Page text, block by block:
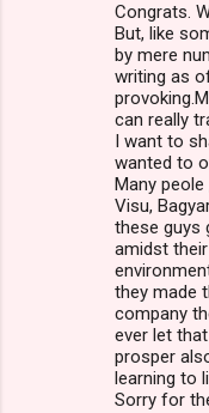
Congrats.
But, like
by mere
writing as
can really
I want to
wanted to
Many
Visu,
these guys
amidst
they made
company
ever let
prosper
learning to
Sorry for